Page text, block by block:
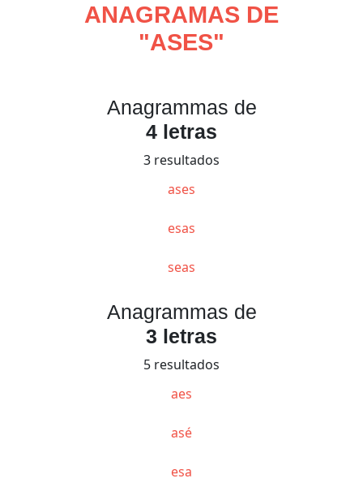
ANAGRAMAS DE
"ASES"
Anagrammas de
4 letras
3 resultados
ases
esas
seas
Anagrammas de
3 letras
5 resultados
aes
asé
esa